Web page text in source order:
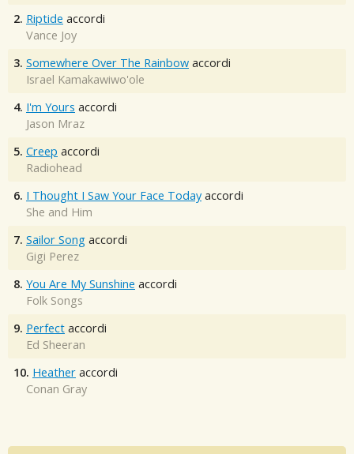
2. Riptide accordi
Vance Joy
3. Somewhere Over The Rainbow accordi
Israel Kamakawiwo'ole
4. I'm Yours accordi
Jason Mraz
5. Creep accordi
Radiohead
6. I Thought I Saw Your Face Today accordi
She and Him
7. Sailor Song accordi
Gigi Perez
8. You Are My Sunshine accordi
Folk Songs
9. Perfect accordi
Ed Sheeran
10. Heather accordi
Conan Gray